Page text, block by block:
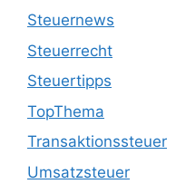
Steuernews
Steuerrecht
Steuertipps
TopThema
Transaktionssteuer
Umsatzsteuer